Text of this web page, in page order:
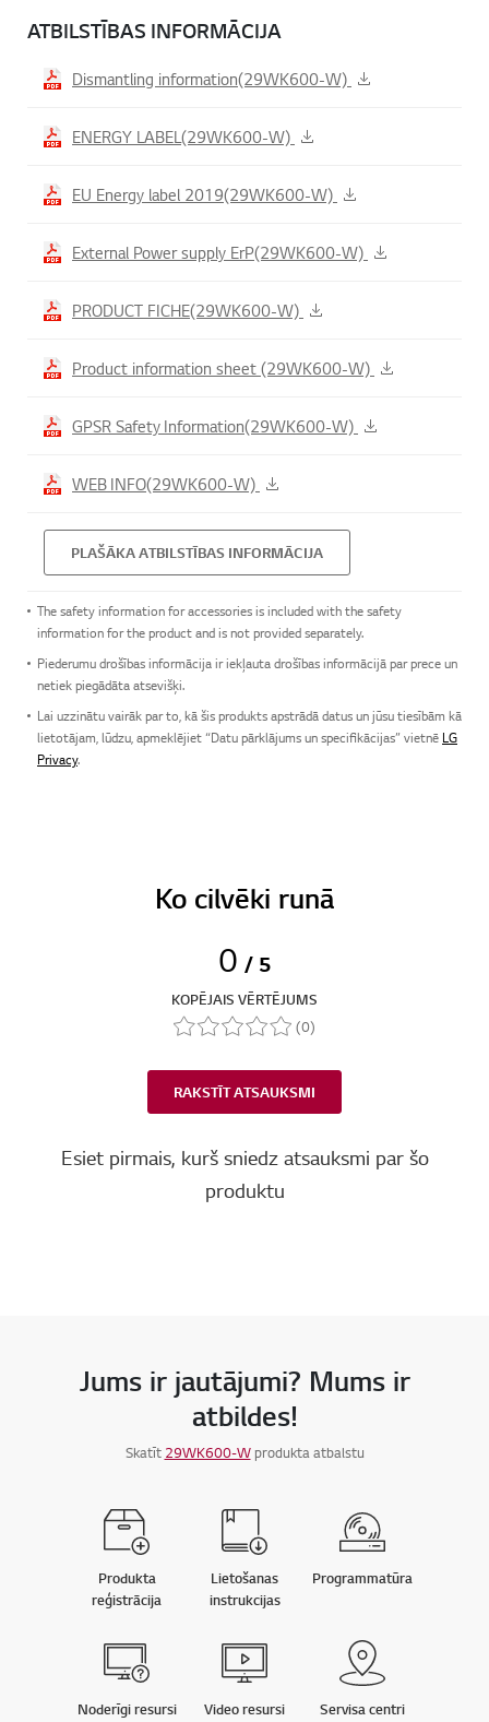
ATBILSTĪBAS INFORMĀCIJA
Dismantling information(29WK600-W)
ENERGY LABEL(29WK600-W)
EU Energy label 2019(29WK600-W)
External Power supply ErP(29WK600-W)
PRODUCT FICHE(29WK600-W)
Product information sheet (29WK600-W)
GPSR Safety Information(29WK600-W)
WEB INFO(29WK600-W)
PLAŠĀKA ATBILSTĪBAS INFORMĀCIJA
The safety information for accessories is included with the safety
information for the product and is not provided separately.
Piederumu drošības informācija ir iekļauta drošības informācijā par prece un
netiek piegādāta atsevišķi.
Lai uzzinātu vairāk par to, kā šis produkts apstrādā datus un jūsu tiesībām kā
lietotājam, lūdzu, apmeklējiet “Datu pārklājums un specifikācijas” vietnē LG
Privacy.
Ko cilvēki runā
0 / 5
KOPĒJAIS VĒRTĒJUMS
(0)
RAKSTĪT ATSAUKSMI
Esiet pirmais, kurš sniedz atsauksmi par šo
produktu
Jums ir jautājumi? Mums ir
atbildes!
Skatīt 29WK600-Wprodukta atbalstu
Produkta
reģistrācija
Lietošanas
instrukcijas
Programmatūra
Noderīgi resursi Video resursi Servisa centri